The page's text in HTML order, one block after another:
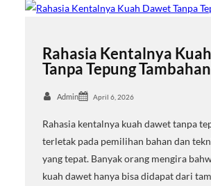
Rahasia Kentalnya
Tanpa Tepung Tambahan
Admin April 6, 2026
Rahasia kentalnya kuah dawet tanpa
terletak pada pemilihan bahan dan
yang tepat. Banyak orang mengira
kuah dawet hanya bisa didapat dari